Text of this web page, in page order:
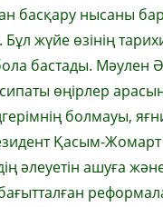
басқару нысаны
Бұл жүйе өзінің
бастады. Мәулен
өңірлер
болмауы,
Қасым-Жомарт
әлеуетін ашуға